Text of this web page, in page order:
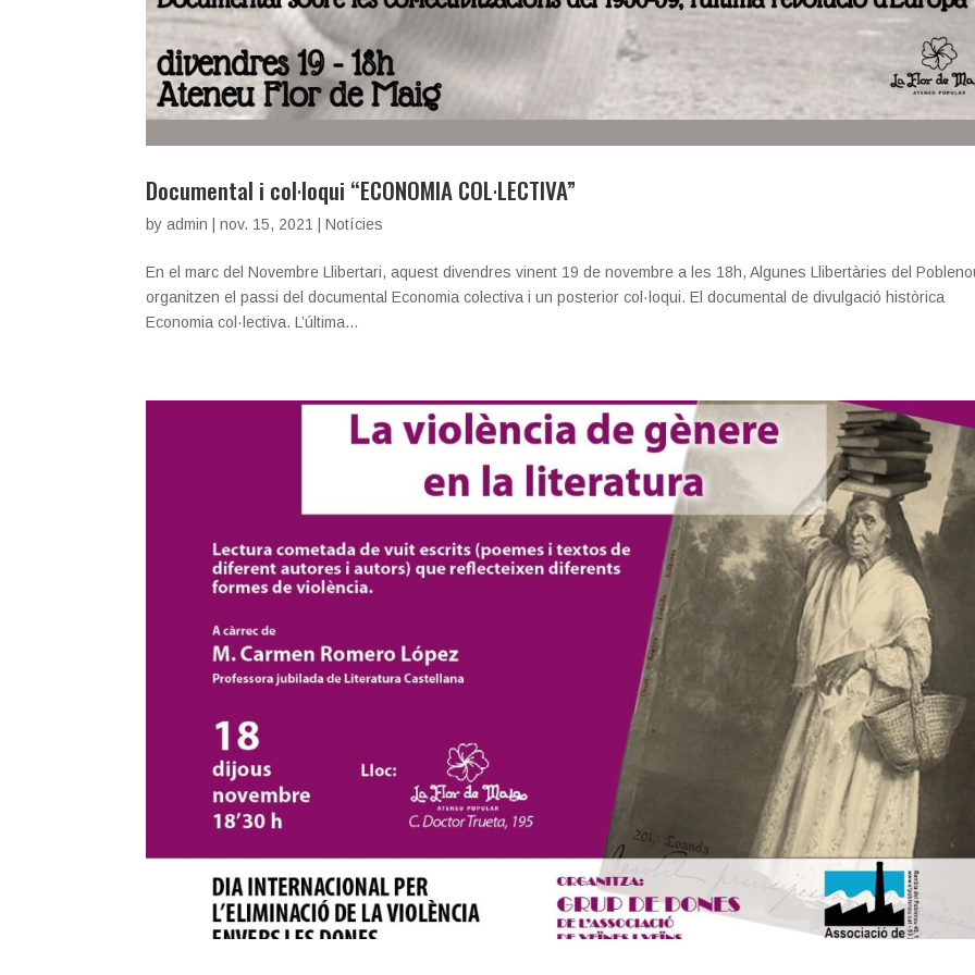
Documental i col·loqui “ECONOMIA COL·LECTIVA”
byadmin |nov. 15, 2021 |Notícies
En el marc del Novembre Llibertari, aquest divendres vinent 19 de novembre a les 18h, Algunes Llibertàries del
organitzen el passi del documental Economia colectiva i un posterior col·loqui. El documental de divulgació històrica
Economia col·lectiva. L’última...